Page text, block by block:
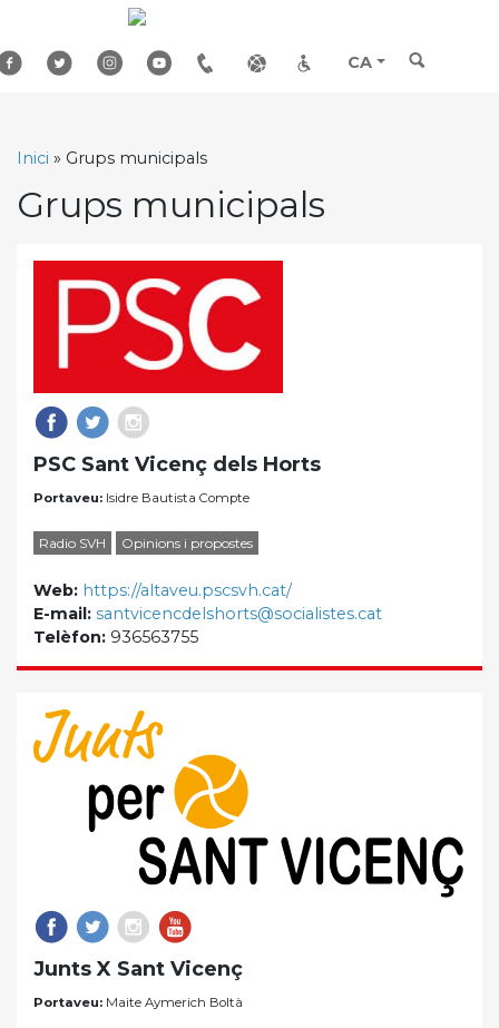
content
CA
Inici » Grups municipals
Grups municipals
PSC Sant Vicenç dels Horts
Portaveu: Isidre Bautista Compte
Radio SVH Opinions i propostes
Web: https://altaveu.pscsvh.cat/
E-mail: santvicencdelshorts@socialistes.cat
Telèfon: 936563755
Junts X Sant Vicenç
Portaveu: Maite Aymerich Boltà